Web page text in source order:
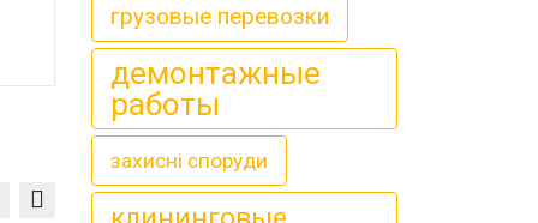
грузовые перевозки
демонтажные
работы
захисні споруди